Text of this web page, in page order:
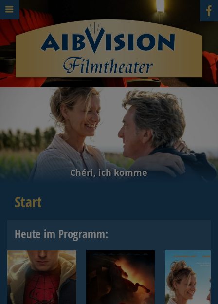
Chéri, ich komme
Start
Heute im Programm: